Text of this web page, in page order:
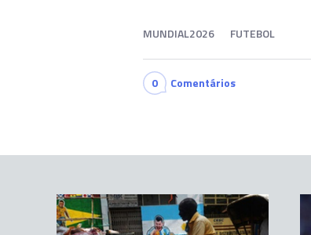
MUNDIAL2026 FUTEBOL
0 Comentários